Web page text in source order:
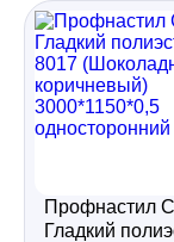
Дача и
Другие
Профнастил
Гладкий